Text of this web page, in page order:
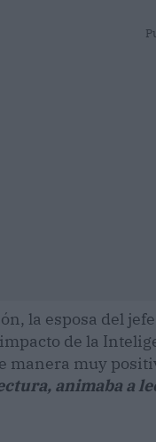
la esposa del
de la
manera muy
animaba a